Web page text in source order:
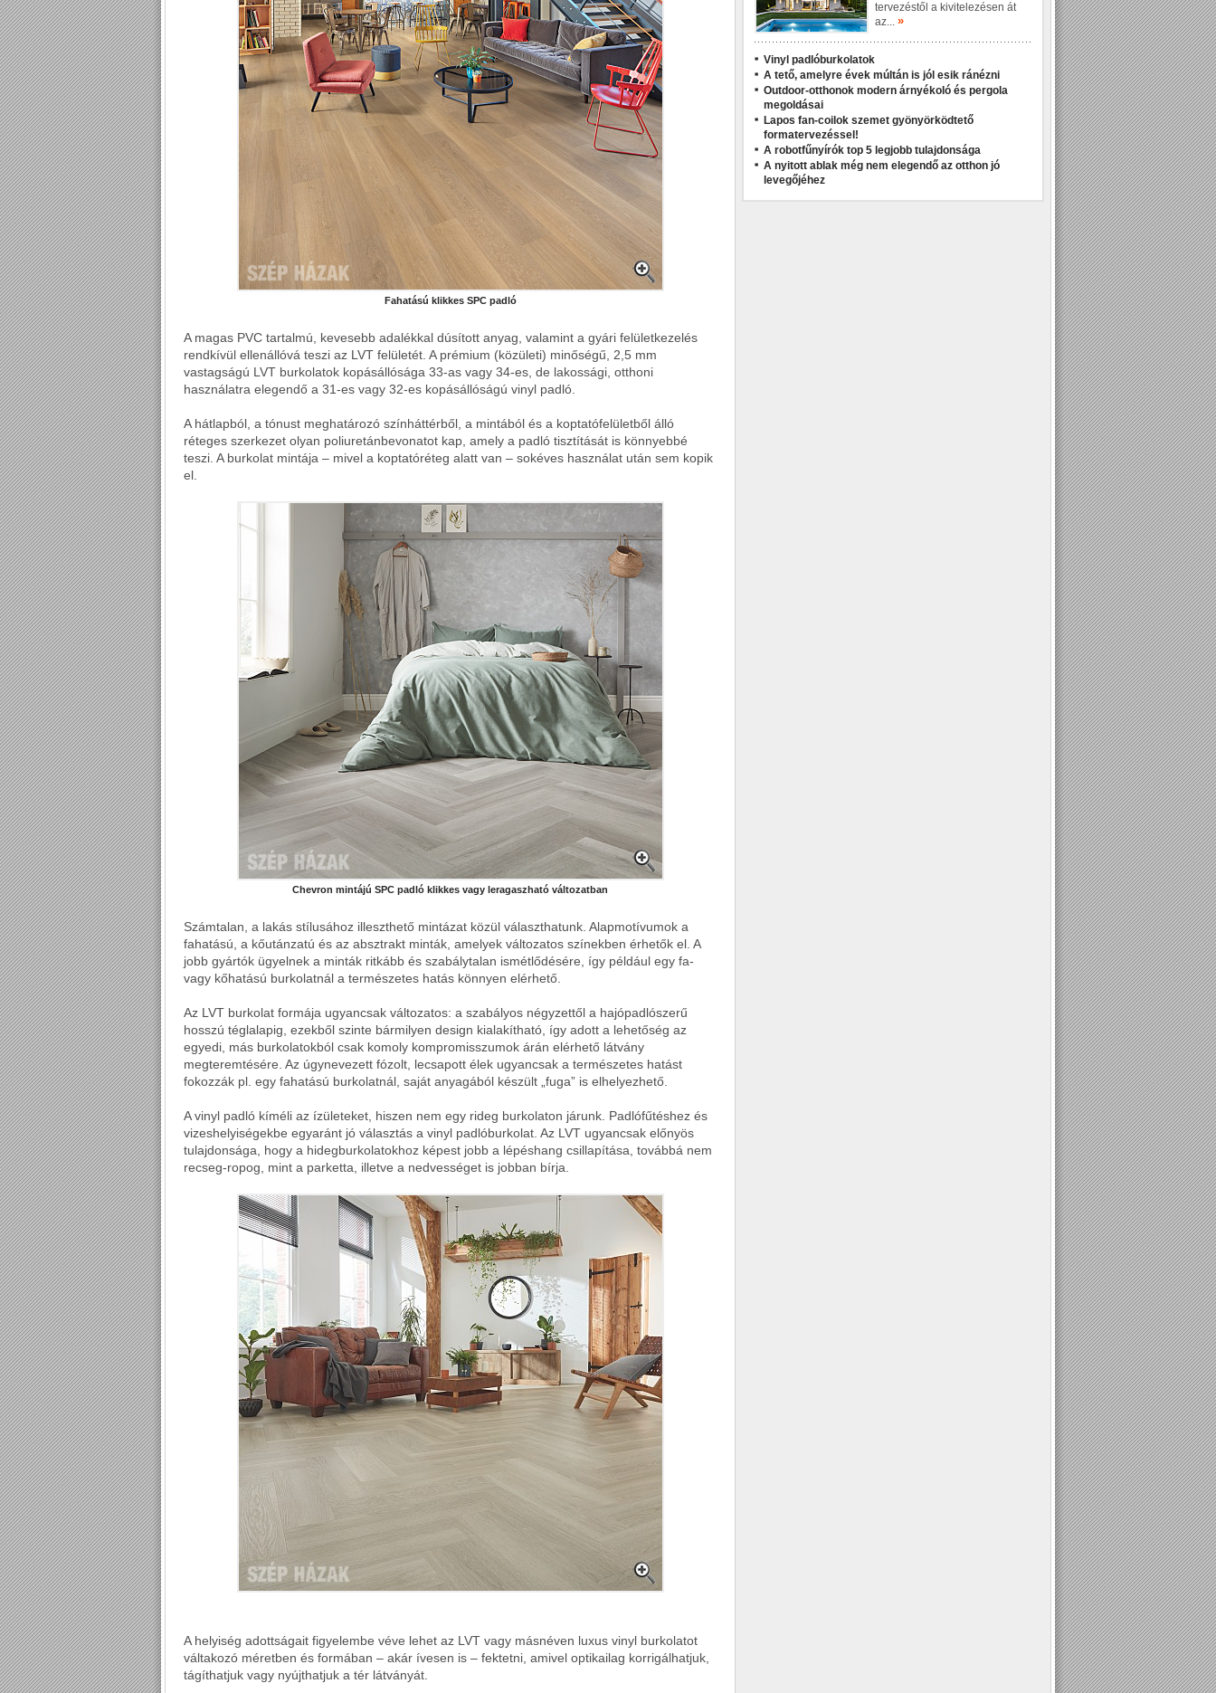
Fahatású klikkes SPC padló
A magas PVC tartalmú, kevesebb adalékkal dúsított anyag, valamint a gyári felületkezelés
rendkívül ellenállóvá teszi az LVT felületét. A prémium (közületi) minőségű, 2,5 mm
vastagságú LVT burkolatok kopásállósága 33-as vagy 34-es, de lakossági, otthoni
használatra elegendő a 31-es vagy 32-es kopásállóságú vinyl padló.
A hátlapból, a tónust meghatározó színháttérből, a mintából és a koptatófelületből álló
réteges szerkezet olyan poliuretánbevonatot kap, amely a padló tisztítását is könnyebbé
teszi. A burkolat mintája – mivel a koptatóréteg alatt van – sokéves használat után sem kopik
el.
Chevron mintájú SPC padló klikkes vagy leragaszható változatban
Számtalan, a lakás stílusához illeszthető mintázat közül választhatunk. Alapmotívumok a
fahatású, a kőutánzatú és az absztrakt minták, amelyek változatos színekben érhetők el. A
jobb gyártók ügyelnek a minták ritkább és szabálytalan ismétlődésére, így például egy fa-
vagy kőhatású burkolatnál a természetes hatás könnyen elérhető.
Az LVT burkolat formája ugyancsak változatos: a szabályos négyzettől a hajópadlószerű
hosszú téglalapig, ezekből szinte bármilyen design kialakítható, így adott a lehetőség az
egyedi, más burkolatokból csak komoly kompromisszumok árán elérhető látvány
megteremtésére. Az úgynevezett fózolt, lecsapott élek ugyancsak a természetes hatást
fokozzák pl. egy fahatású burkolatnál, saját anyagából készült „fuga” is elhelyezhető.
A vinyl padló kíméli az ízületeket, hiszen nem egy rideg burkolaton járunk. Padlófűtéshez és
vizeshelyiségekbe egyaránt jó választás a vinyl padlóburkolat. Az LVT ugyancsak előnyös
tulajdonsága, hogy a hidegburkolatokhoz képest jobb a lépéshang csillapítása, továbbá nem
recseg-ropog, mint a parketta, illetve a nedvességet is jobban bírja.
A helyiség adottságait figyelembe véve lehet az LVT vagy másnéven luxus vinyl burkolatot
váltakozó méretben és formában – akár ívesen is – fektetni, amivel optikailag korrigálhatjuk,
tágíthatjuk vagy nyújthatjuk a tér látványát.
tervezéstől a kivitelezésen át
az... »
Vinyl padlóburkolatok
A tető, amelyre évek múltán is jól esik ránézni
Outdoor-otthonok modern árnyékoló és pergola
megoldásai
Lapos fan-coilok szemet gyönyörködtető
formatervezéssel!
A robotfűnyírók top 5 legjobb tulajdonsága
A nyitott ablak még nem elegendő az otthon jó
levegőjéhez